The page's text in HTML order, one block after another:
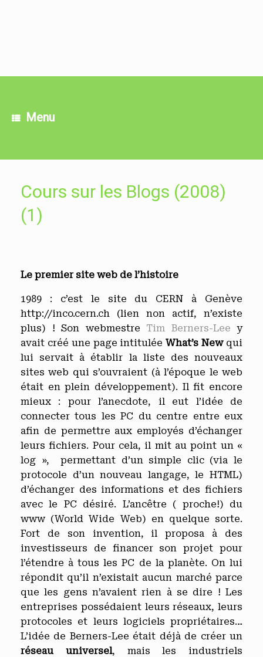
Menu
Cours sur les Blogs (2008)
(1)
Le premier site web de l’histoire
1989 : c’est le site du CERN à Genève
http://inco.cern.ch (lien non actif, n’existe
plus) ! Son webmestre Tim Berners-Lee y
avait créé une page intituléeWhat’s New qui
lui servait à établir la liste des nouveaux
sites web qui s’ouvraient (à l’époque le web
était en plein développement). Il fit encore
mieux : pour l’anecdote, il eut l’idée de
connecter tous les PC du centre entre eux
afin de permettre aux employés d’échanger
leurs fichiers. Pour cela, il mit au point un «
log », permettant d’un simple clic (via le
protocole d’un nouveau langage, le HTML)
d’échanger des informations et des fichiers
avec le PC désiré. L’ancêtre ( proche!) du
www (World Wide Web) en quelque sorte.
Fort de son invention, il proposa à des
investisseurs de financer son projet pour
l’étendre à tous les PC de la planète. On lui
répondit qu’il n’existait aucun marché parce
que les gens n’avaient rien à se dire ! Les
entreprises possédaient leurs réseaux, leurs
protocoles et leurs logiciels propriétaires…
L’idée de Berners-Lee était déjà de créer un
réseau universel, mais les industriels